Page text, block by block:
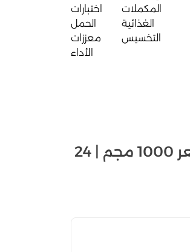
المكملات
الغذائية
التخسيس
اختبارات
الحمل
معززات
الأداء
كبسولات فيتامين e للوجه والشعر 1000 مجم | 24